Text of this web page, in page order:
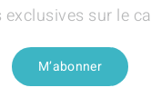
exclusives sur le
M’abonner